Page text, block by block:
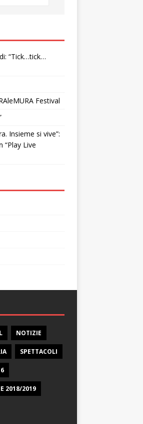
“Tick…tick…
Festival
Insieme si vive”:
“Play Live
NOTIZIE
SPETTACOLI
2018/2019